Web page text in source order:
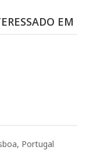
EM
Portugal